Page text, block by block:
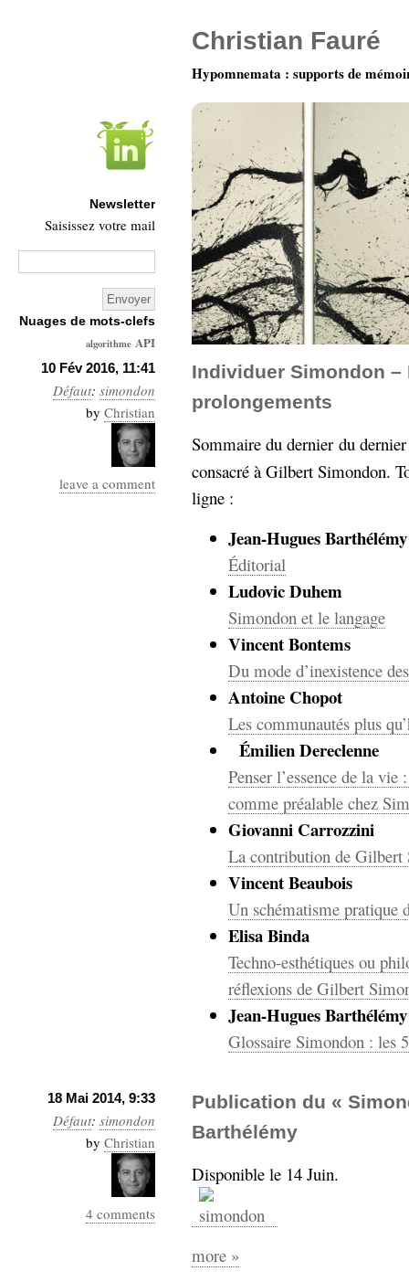
10 Fév 2016, 11:41
Défaut: simondon
by Christian
leave a comment
Individuer Simondon –
prolongements
Sommaire du dernier du
consacré à Gilbert Simondon.
ligne :
Jean-Hugues Barthélémy
Éditorial
Ludovic Duhem
Simondon et le langage
Vincent Bontems
Du mode d’inexistence
Antoine Chopot
Les communautés plus
Émilien Dereclenne
Penser l’essence de la
comme préalable chez
Giovanni Carrozzini
La contribution de Gilbert
Vincent Beaubois
Un schématisme pratique
Elisa Binda
Techno-esthétiques ou
réflexions de Gilbert
Jean-Hugues Barthélémy
Glossaire Simondon : les
18 Mai 2014, 9:33
Défaut: simondon
by Christian
4 comments
Publication du «
Barthélémy
Disponible le 14 Juin.
more »
Christian Fauré
Hypomnemata : supports de
Newsletter
Saisissez votre mail
Nuages de mots-clefs
algorithme API
Architecture
Ars-
Industrialis
business_model
cinéma
stiegler
support_numérique
système_d'information
technologies
travail
Web-2.0 Web-